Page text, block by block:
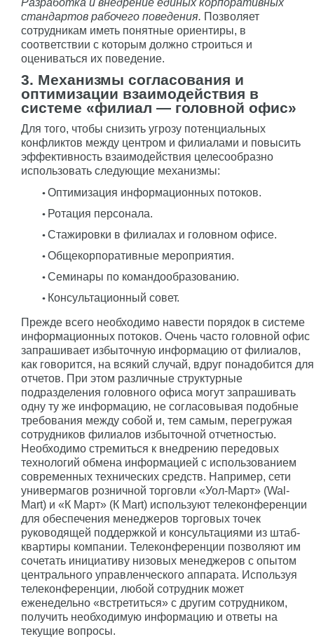
Разработка и внедрение единых корпоративных
стандартов рабочего поведения. Позволяет
сотрудникам иметь понятные ориентиры, в
соответствии с которым должно строиться и
оцениваться их поведение.
3. Механизмы согласования и
оптимизации взаимодействия в
системе «филиал — головной офис»
Для того, чтобы снизить угрозу потенциальных
конфликтов между центром и филиалами и повысить
эффективность взаимодействия целесообразно
использовать следующие механизмы:
Оптимизация информационных потоков.
Ротация персонала.
Стажировки в филиалах и головном офисе.
Общекорпоративные мероприятия.
Семинары по командообразованию.
Консультационный совет.
Прежде всего необходимо навести порядок в системе
информационных потоков. Очень часто головной офис
запрашивает избыточную информацию от филиалов,
как говорится, на всякий случай, вдруг понадобится для
отчетов. При этом различные структурные
подразделения головного офиса могут запрашивать
одну ту же информацию, не согласовывая подобные
требования между собой и, тем самым, перегружая
сотрудников филиалов избыточной отчетностью.
Необходимо стремиться к внедрению передовых
технологий обмена информацией с использованием
современных технических средств. Например, сети
универмагов розничной торговли «Уол-Март» (Wal-
Mart) и «К Март» (К Mart) используют телеконференции
для обеспечения менеджеров торговых точек
руководящей поддержкой и консультациями из штаб-
квартиры компании. Телеконференции позволяют им
сочетать инициативу низовых менеджеров с опытом
центрального управленческого аппарата. Используя
телеконференции, любой сотрудник может
еженедельно «встретиться» с другим сотрудником,
получить необходимую информацию и ответы на
текущие вопросы.